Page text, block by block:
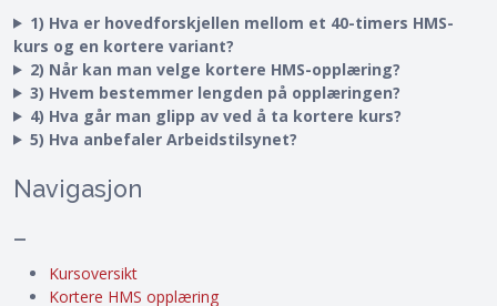
1) Hva er hovedforskjellen mellom et 40-timers HMS-
kurs og en kortere variant?
2) Når kan man velge kortere HMS-opplæring?
3) Hvem bestemmer lengden på opplæringen?
4) Hva går man glipp av ved å ta kortere kurs?
5) Hva anbefaler Arbeidstilsynet?
Navigasjon
–
Kursoversikt
Kortere HMS opplæring